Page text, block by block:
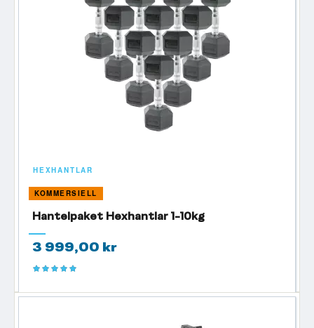
HEXHANTLAR
KOMMERSIELL
Hantelpaket Hexhantlar 1-10kg
3 999,00 kr
Betyg: